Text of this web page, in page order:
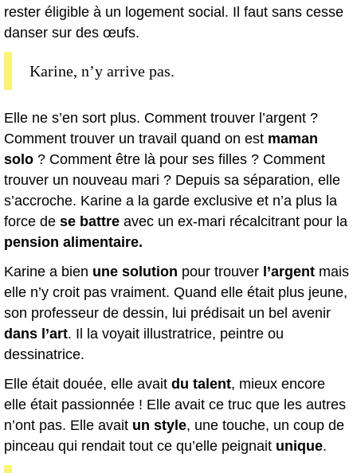
rester éligible à un logement social. Il faut sans cesse
danser sur des œufs.
Karine, n’y arrive pas.
Elle ne s’en sort plus. Comment trouver l’argent ?
Comment trouver un travail quand on est maman
solo ? Comment être là pour ses filles ? Comment
trouver un nouveau mari ? Depuis sa séparation, elle
s’accroche. Karine a la garde exclusive et n’a plus la
force de se battre avec un ex-mari récalcitrant pour la
pension alimentaire.
Karine a bien une solution pour trouver l’argent mais
elle n’y croit pas vraiment. Quand elle était plus jeune,
son professeur de dessin, lui prédisait un bel avenir
dans l’art. Il la voyait illustratrice, peintre ou
dessinatrice.
Elle était douée, elle avait du talent, mieux encore
elle était passionnée ! Elle avait ce truc que les autres
n’ont pas. Elle avait un style, une touche, un coup de
pinceau qui rendait tout ce qu’elle peignait unique.